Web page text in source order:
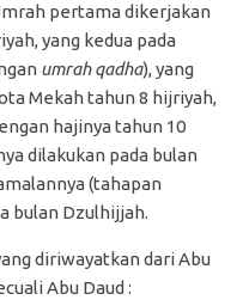
pertama dikerjakan
yang kedua pada
umrah qadha), yang
Mekah tahun 8 hijriyah,
hajinya tahun 10
dilakukan pada bulan
(tahapan
bulan Dzulhijjah.
diriwayatkan dari Abu
Abu Daud :